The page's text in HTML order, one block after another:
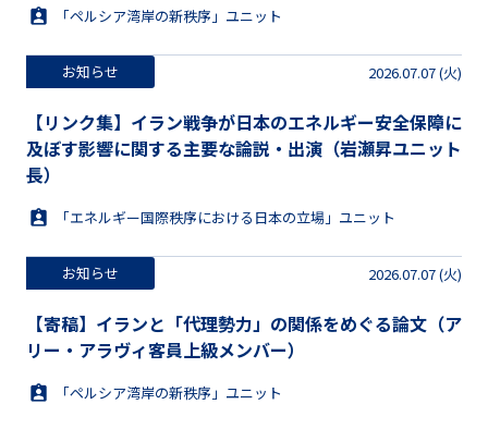
「ペルシア湾岸の新秩序」ユニット
お知らせ 2026.07.07 (火)
【リンク集】イラン戦争が日本のエネルギー安全保障に
及ぼす影響に関する主要な論説・出演（岩瀬昇ユニット
長）
「エネルギー国際秩序における日本の立場」ユニット
お知らせ 2026.07.07 (火)
【寄稿】イランと「代理勢力」の関係をめぐる論文（ア
リー・アラヴィ客員上級メンバー）
「ペルシア湾岸の新秩序」ユニット